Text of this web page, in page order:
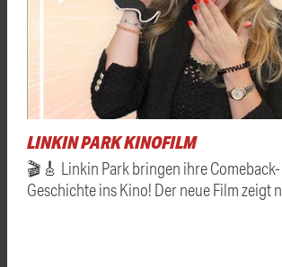
LINKIN PARK KINOFILM
🎬🎸 Linkin Park bringen ihre Comeback-
Geschichte ins Kino! Der neue Film zeigt